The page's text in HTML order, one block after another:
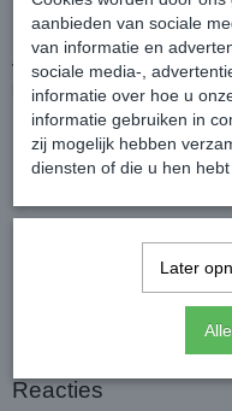
Het stijlvolle en
Bovendien kunt u ze
vele beschikbare
bij de leverancier.
Kleur: Zwart
Reacties
aanbieden van sociale
van informatie en
sociale media-,
informatie over hoe u
informatie gebruiken in
zij mogelijk hebben
diensten of die u hen hebt
Later